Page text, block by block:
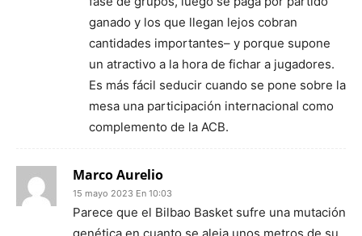
ganado y los que llegan lejos cobran
cantidades importantes– y porque supone
un atractivo a la hora de fichar a jugadores.
Es más fácil seducir cuando se pone sobre la
mesa una participación internacional como
complemento de la ACB.
Marco Aurelio
15 mayo 2023 En 10:03
Parece que el Bilbao Basket sufre una mutación